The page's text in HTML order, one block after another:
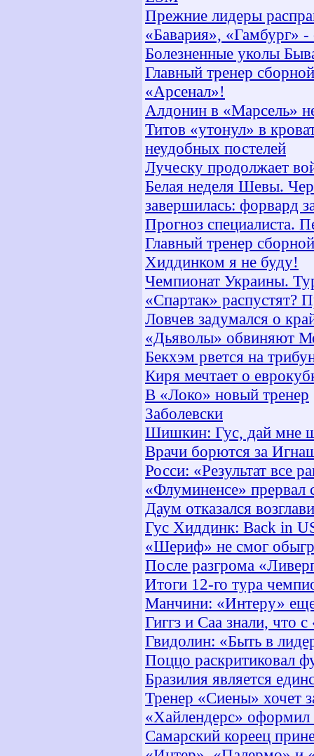
Прежние лидеры
«Бавария», «Гамбург»
Болезненные уколы
Главный тренер
«Арсенал»!
Алдонин в «Марсель»
Титов «утонул» в
неудобных постелей
Луческу продолжает
Белая неделя Шевы.
завершилась: форвард
Прогноз специалиста.
Главный тренер
Хиддинком я не буду!
Чемпионат Украины.
«Спартак» распустят?
Ловчев задумался о
«Дьяволы» обвиняют
Бекхэм рвется на
Киря мечтает о
В «Локо» новый тренер
Заболевски
Шишкин: Гус, дай мне
Врачи борются за
Росси: «Результат все
«Флуминенсе» прервал
Даум отказался
Гус Хиддинк: Back in
«Шериф» не смог
После разгрома
Итоги 12-го тура
Манчини: «Интеру»
Гиггз и Саа знали, что
Гвидолин: «Быть в
Поццо раскритиковал
Бразилия является
Тренер «Сиены» хочет
«Хайлендерс» оформил
Самарский кореец